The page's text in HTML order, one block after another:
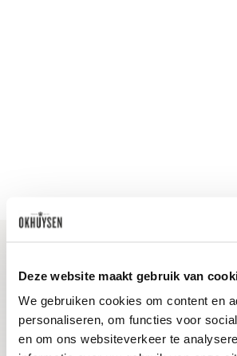
Deze website maakt gebruik van
We gebruiken cookies om content en
personaliseren, om functies voor
en om ons websiteverkeer te
Blijf op de hoogte
Ontvang het laatste wijnnieuws,
evenementen